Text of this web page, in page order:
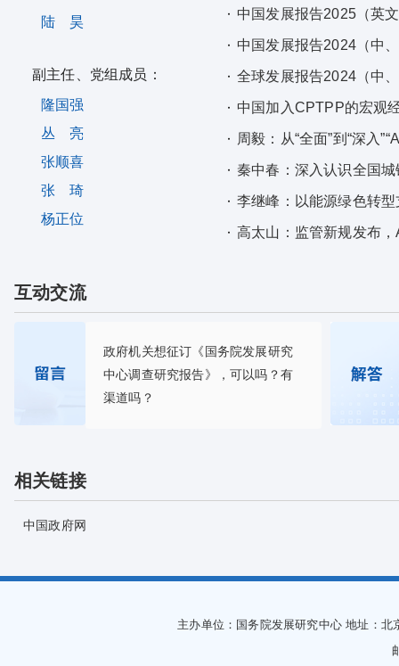
陆 昊
副主任、党组成员：
隆国强
丛 亮
张顺喜
张 琦
杨正位
中国发展报告2025（英
中国发展报告2024（中
全球发展报告2024（中
中国加入CPTPP的宏观
周毅：从“全面”到“深入
秦中春：深入认识全国
李继峰：以能源绿色转
高太山：监管新规发布
互动交流
政府机关想征订《国务院发展研究
中心调查研究报告》，可以吗？有
渠道吗？
相关链接
中国政府网
主办单位：国务院发展研究中心 地址：北